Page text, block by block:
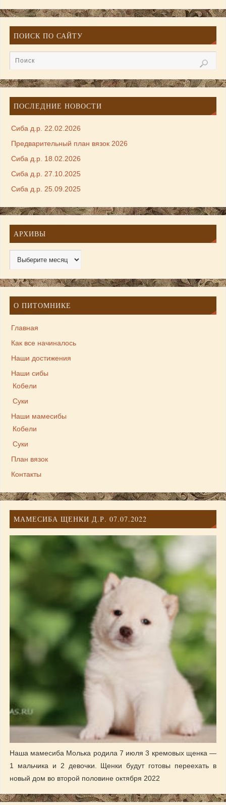
ПОИСК ПО САЙТУ
ПОСЛЕДНИЕ НОВОСТИ
Сиба д.р. 22.02.2026
Предварительный план вязок 2026
Сиба д.р. 18.02.2026
Сиба д.р. 27.10.2025
Сиба д.р. 25.09.2025
АРХИВЫ
О ПИТОМНИКЕ
Главная
Как все начиналось
Наши достижения
Наши сибы
Кобели
Суки
Наши мамесибы
Кобели
Суки
План вязок
Контакты
МАМЕСИБА ЩЕНКИ Д.Р. 07.07.2022
Наша мамесиба Молька родила 7 июля 3 кремовых щенка —
1 мальчика и 2 девочки. Щенки будут готовы переехать в
новый дом во второй половине октября 2022